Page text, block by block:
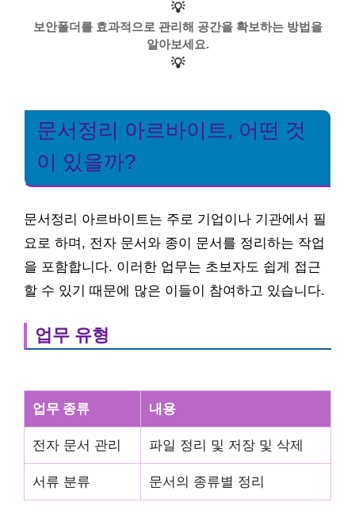
💡
보안폴더를 효과적으로 관리해 공간을 확보하는 방법을
알아보세요.
💡
문서정리 아르바이트, 어떤 것
이 있을까?
문서정리 아르바이트는 주로 기업이나 기관에서 필
요로 하며, 전자 문서와 종이 문서를 정리하는 작업
을 포함합니다. 이러한 업무는 초보자도 쉽게 접근
할 수 있기 때문에 많은 이들이 참여하고 있습니다.
업무 유형
업무 종류 내용
전자 문서 관리 파일 정리 및 저장 및 삭제
서류 분류 문서의 종류별 정리